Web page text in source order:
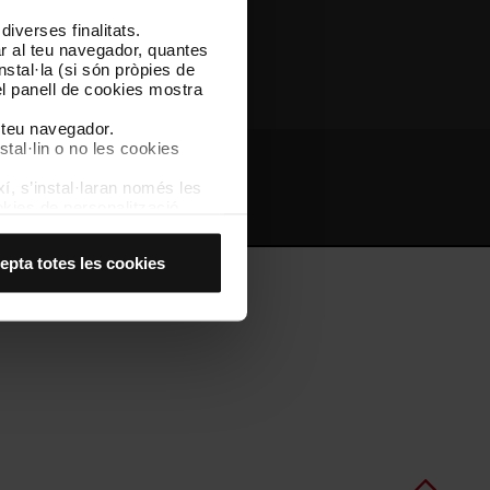
finalitats.
al teu navegador, quantes
(si són pròpies de
panell de cookies mostra
navegador.
o no les cookies
s’instal·laran només les
d’usuari.
totes les cookies
Altres webs de TMB
d'interès Intranet